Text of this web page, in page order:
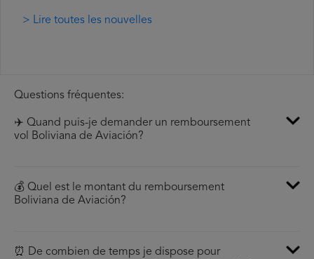
> Lire toutes les nouvelles
Questions fréquentes:
✈️ Quand puis-je demander un remboursement
vol Boliviana de Aviación?
💰 Quel est le montant du remboursement
Boliviana de Aviación?
⏰ De combien de temps je dispose pour